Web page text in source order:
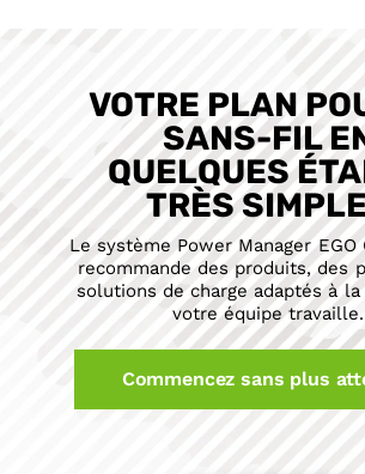
VOTRE PLAN
SANS-FIL
QUELQUES
TRÈS
Le système Power Manager EGO
recommande des produits, des
solutions de charge adaptés à
votre équipe travaille.
Commencez sans plus